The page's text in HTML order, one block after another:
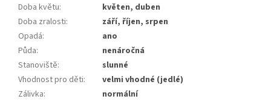
Doba květu:
květen, duben
Doba zralosti:
září, říjen, srpen
Opadá:
ano
Půda:
nenáročná
Stanoviště:
slunné
Vhodnost pro děti:
velmi vhodné (jedlé)
Zálivka:
normální